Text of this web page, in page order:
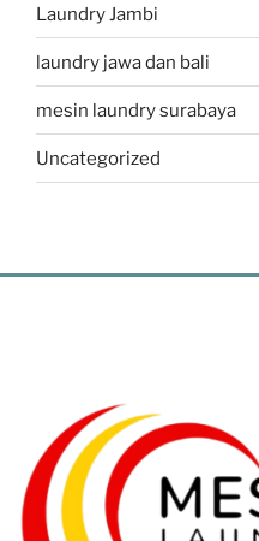
Laundry Jambi
laundry jawa dan bali
mesin laundry surabaya
Uncategorized